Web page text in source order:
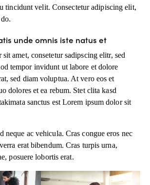
tincidunt velit. Consectetur adipiscing elit,
unde omnis iste natus et
amet, consetetur sadipscing elitr, sed
tempor invidunt ut labore et dolore
sed diam voluptua. At vero eos et
dolores et ea rebum. Stet clita kasd
sanctus est Lorem ipsum dolor sit
neque ac vehicula. Cras congue eros nec
erat bibendum. Cras turpis urna,
posuere lobortis erat.